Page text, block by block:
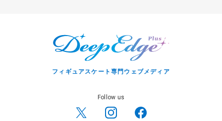
フィギュアスケート専門ウェブメディア
Follow us